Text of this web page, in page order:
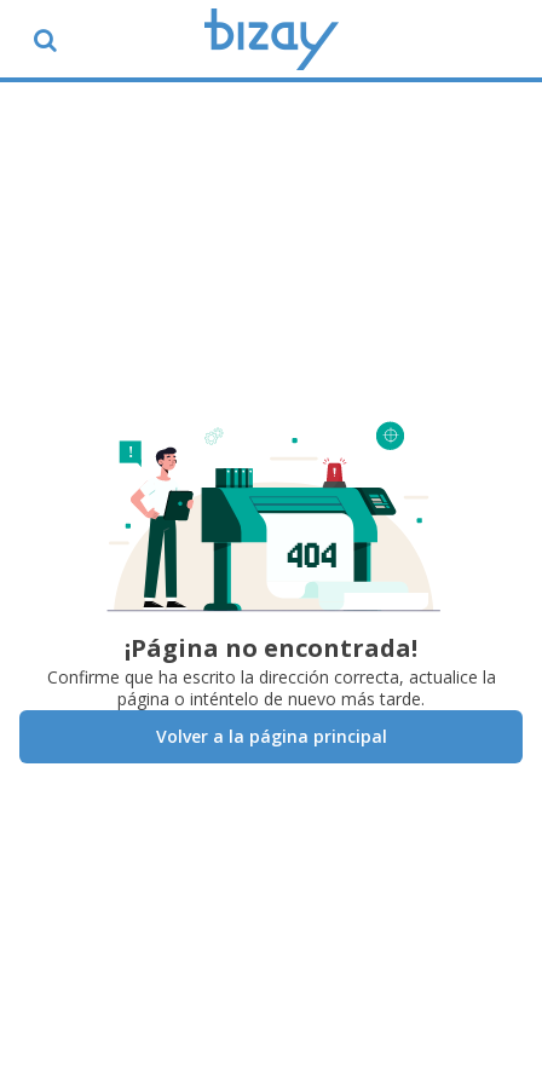
¡Página no encontrada!
Confirme que ha escrito la dirección correcta, actualice la
página o inténtelo de nuevo más tarde.